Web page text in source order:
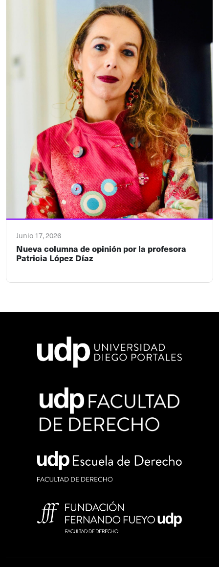
Junio 17, 2026
Nueva columna de opinión por la profesora
Patricia López Díaz